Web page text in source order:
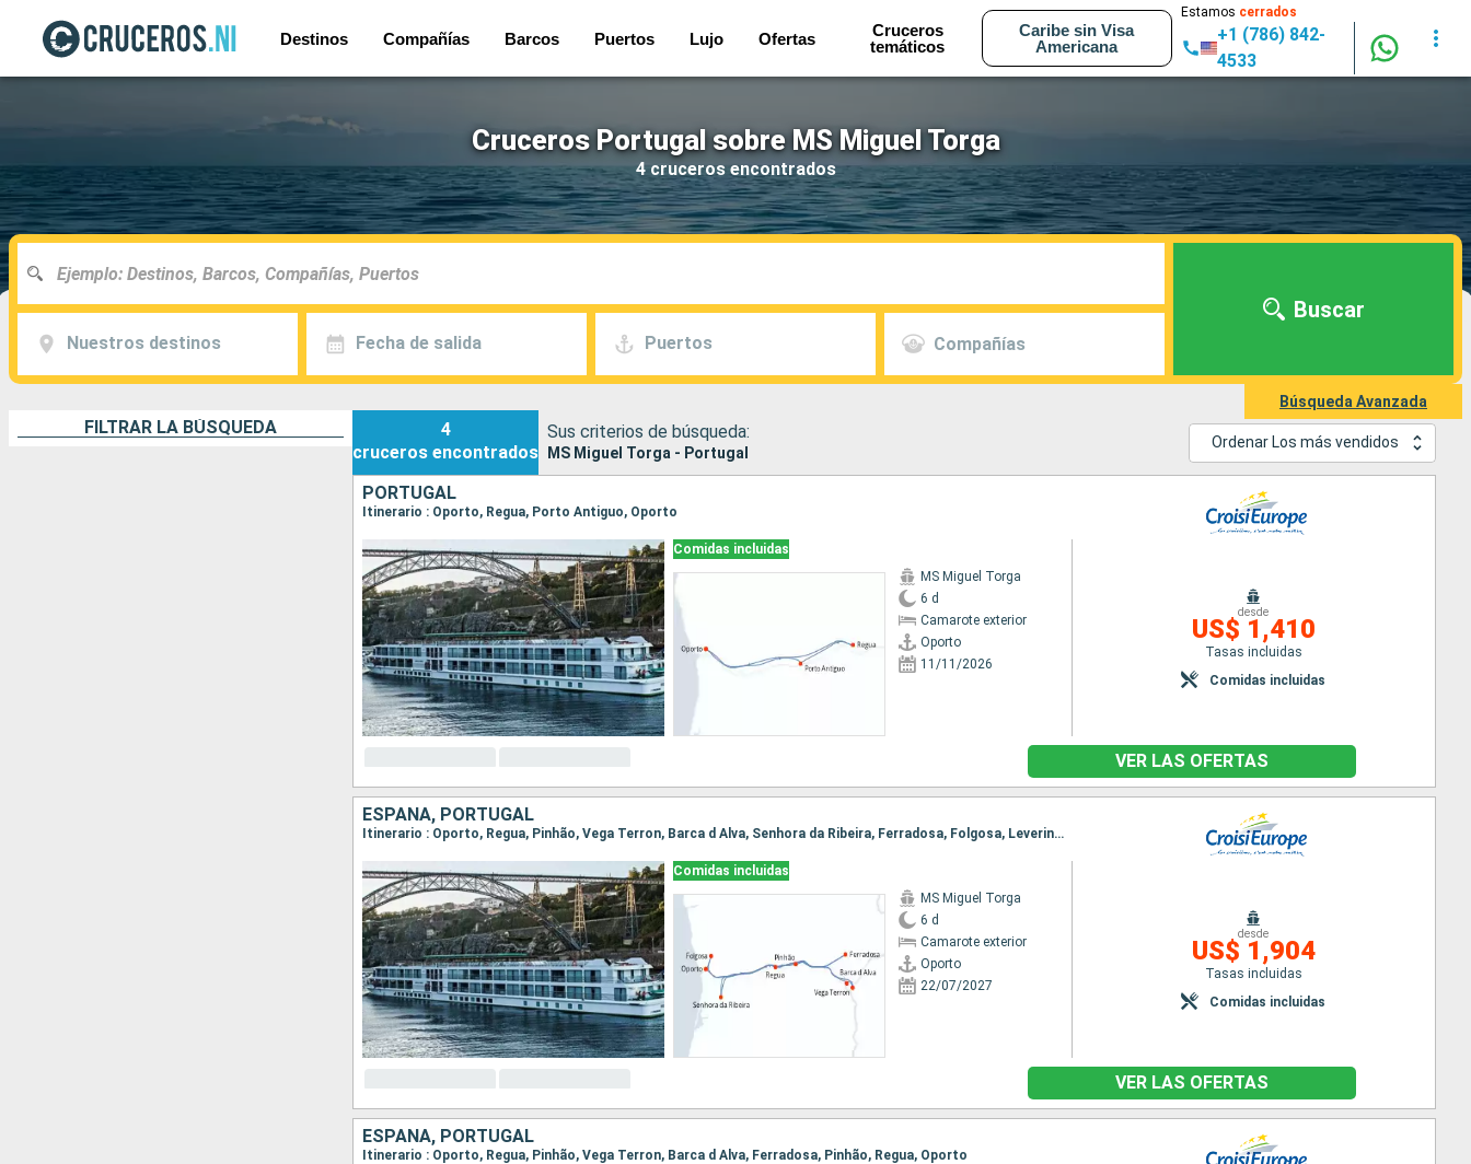
Destinos Compañías Barcos Puertos Lujo Ofertas
Cruceros
temáticos
Caribe sin Visa
Americana
Estamos cerrados
+1 (786) 842-
4533
Cruceros Portugal sobre MS Miguel Torga
4 cruceros encontrados
Nuestros destinos Fecha de salida Puertos Compañías
Buscar
Búsqueda Avanzada
FILTRAR LA BÚSQUEDA
4
cruceros encontrados
Sus criterios de búsqueda:
MS Miguel Torga - Portugal
Ordenar Los más vendidos
PORTUGAL
Itinerario : Oporto, Regua, Porto Antiguo, Oporto
Comidas incluidas
MS Miguel Torga
6 d
Camarote exterior
Oporto
11/11/2026
desde
US$ 1,410
Tasas incluidas
Comidas incluidas
VER LAS OFERTAS
ESPAÑA, PORTUGAL
Itinerario : Oporto, Regua, Pinhão, Vega Terron, Barca d Alva, Senhora da Ribeira, Ferradosa, Folgosa, Leverinho, Oporto
Comidas incluidas
MS Miguel Torga
6 d
Camarote exterior
Oporto
22/07/2027
desde
US$ 1,904
Tasas incluidas
Comidas incluidas
VER LAS OFERTAS
ESPAÑA, PORTUGAL
Itinerario : Oporto, Regua, Pinhão, Vega Terron, Barca d Alva, Ferradosa, Pinhão, Regua, Oporto